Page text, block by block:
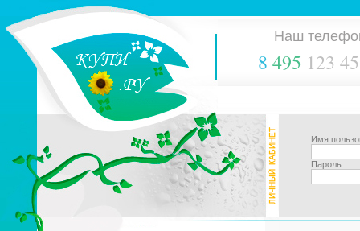
Наш
8 495 123
Имя
Пароль